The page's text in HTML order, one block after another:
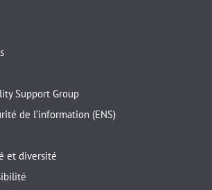
Support Group
de l’information (ENS)
et diversité